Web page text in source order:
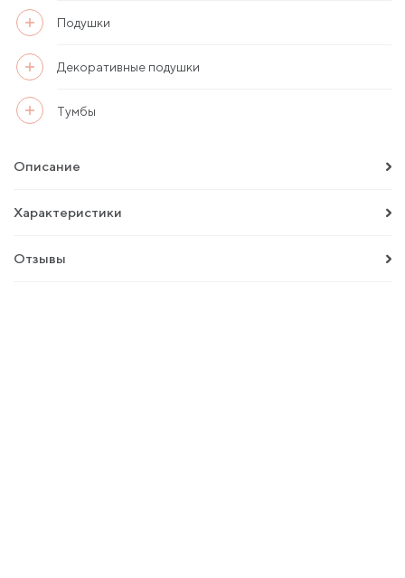
Подушки
Декоративные подушки
Тумбы
Описание
Характеристики
Отзывы